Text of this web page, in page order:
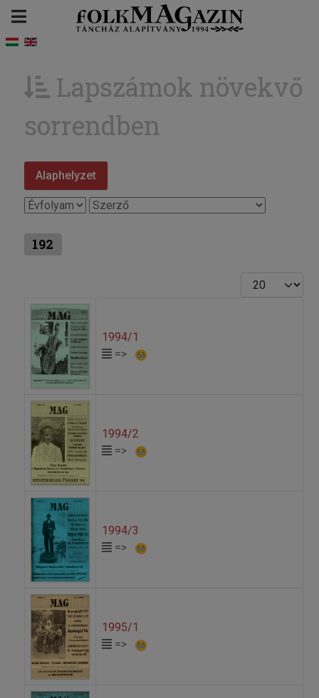
Lapszámok növekvő
sorrendben
Alaphelyzet
192
Tételek #
1994/1
=>
1994/2
=>
1994/3
=>
1995/1
=>